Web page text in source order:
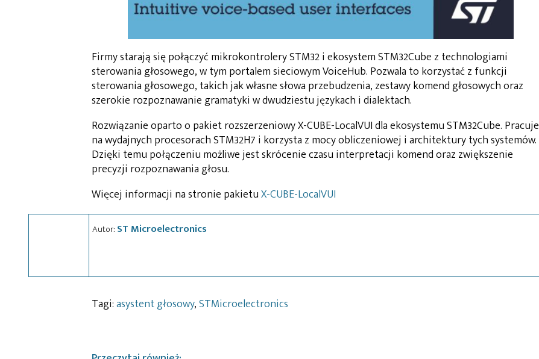
Firmy starają się połączyć mikrokontrolery STM32 i ekosystem STM32Cube z technologiami
sterowania głosowego, w tym portalem sieciowym VoiceHub. Pozwala to korzystać z funkcji
sterowania głosowego, takich jak własne słowa przebudzenia, zestawy komend głosowych oraz
szerokie rozpoznawanie gramatyki w dwudziestu językach i dialektach.
Rozwiązanie oparto o pakiet rozszerzeniowy X-CUBE-LocalVUI dla ekosystemu STM32Cube. Pracuje
na wydajnych procesorach STM32H7 i korzysta z mocy obliczeniowej i architektury tych systemów.
Dzięki temu połączeniu możliwe jest skrócenie czasu interpretacji komend oraz zwiększenie
precyzji rozpoznawania głosu.
Więcej informacji na stronie pakietuX-CUBE-LocalVUI
Autor: ST Microelectronics
Tagi:asystent głosowy,STMicroelectronics